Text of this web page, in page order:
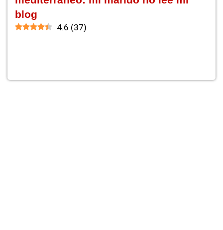
blog
4.6 (37)